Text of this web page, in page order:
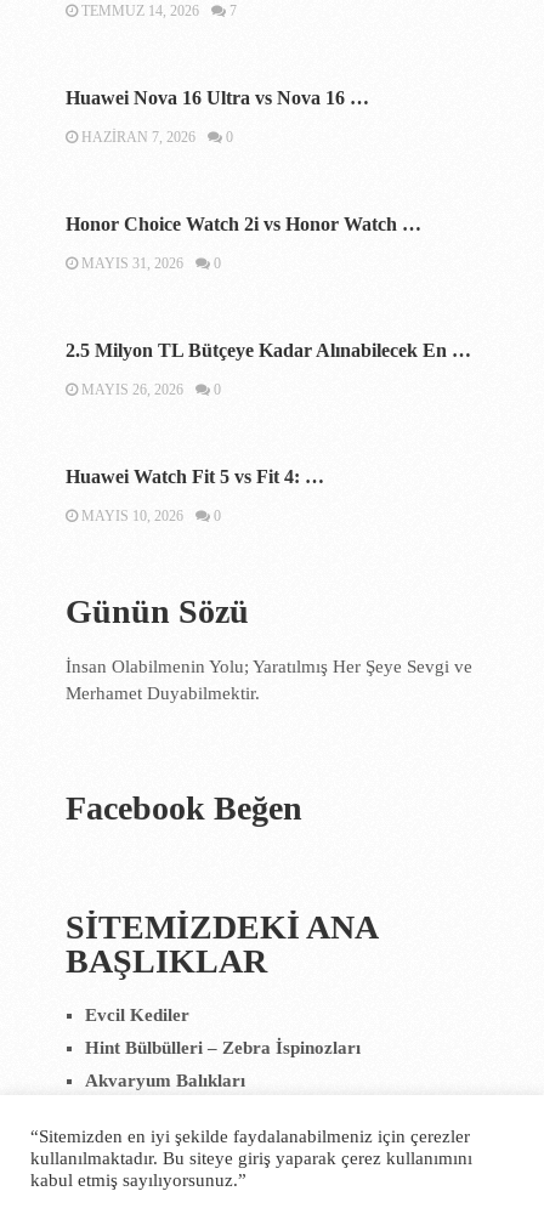
TEMMUZ 14, 2026 7
Huawei Nova 16 Ultra vs Nova 16 …
HAZIRAN 7, 2026 0
Honor Choice Watch 2i vs Honor Watch …
MAYIS 31, 2026 0
2.5 Milyon TL Bütçeye Kadar Alınabilecek En …
MAYIS 26, 2026 0
Huawei Watch Fit 5 vs Fit 4: …
MAYIS 10, 2026 0
Günün Sözü
İnsan Olabilmenin Yolu; Yaratılmış Her Şeye Sevgi ve
Merhamet Duyabilmektir.
Facebook Beğen
SİTEMİZDEKİ ANA
BAŞLIKLAR
Evcil Kediler
Hint Bülbülleri – Zebra İspinozları
Akvaryum Balıkları
“Sitemizden en iyi şekilde faydalanabilmeniz için çerezler
kullanılmaktadır. Bu siteye giriş yaparak çerez kullanımını
kabul etmiş sayılıyorsunuz.”